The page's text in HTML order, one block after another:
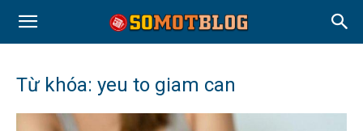
Từ khóa: yeu to giam can